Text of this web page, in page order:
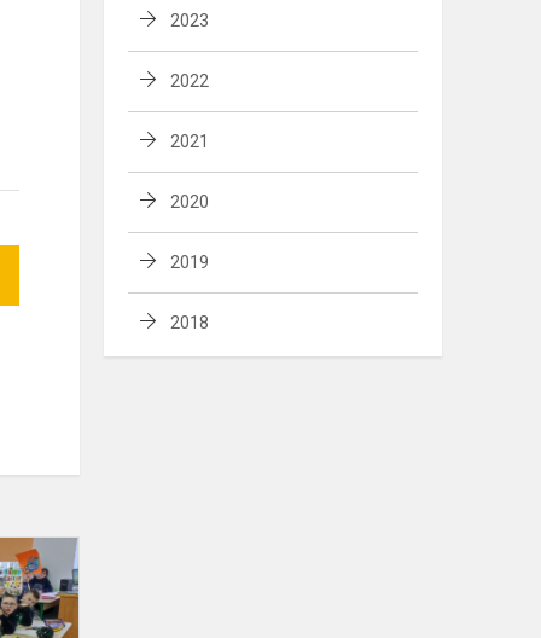
taip
2023
2022
2021
2020
2019
2018